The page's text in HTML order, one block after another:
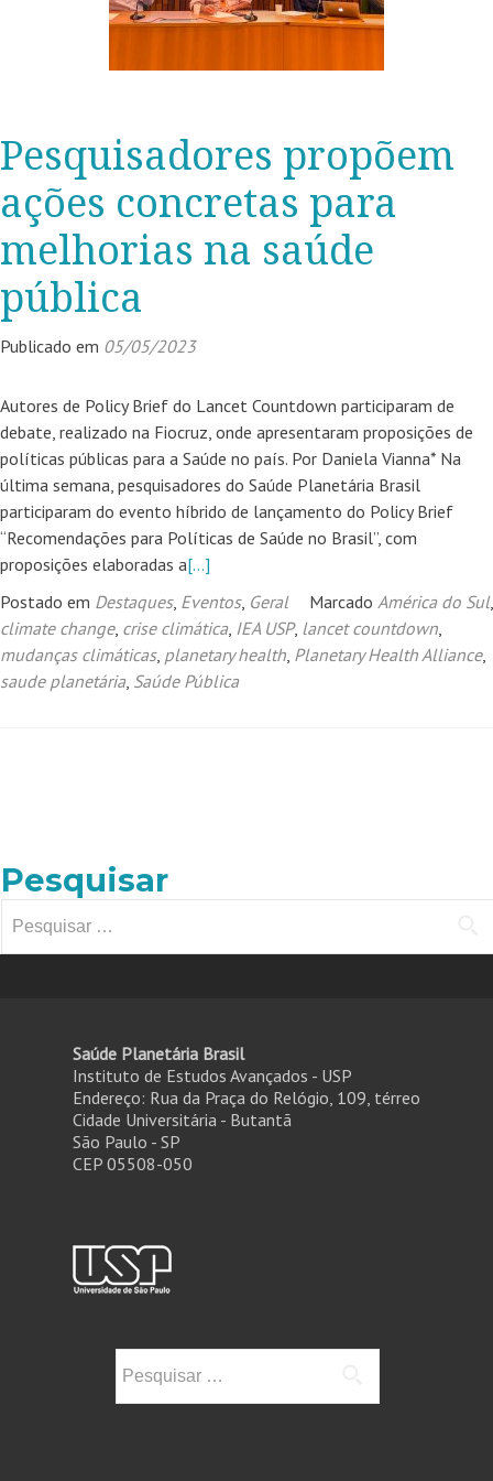
Portuguese
Pesquisadores propõem
ações concretas para
melhorias na saúde
pública
Publicado em 05/05/2023
Autores de Policy Brief do Lancet Countdown participaram de
debate, realizado na Fiocruz, onde apresentaram proposições de
políticas públicas para a Saúde no país. Por Daniela Vianna* Na
última semana, pesquisadores do Saúde Planetária Brasil
participaram do evento híbrido de lançamento do Policy Brief
“Recomendações para Políticas de Saúde no Brasil”, com
proposições elaboradas a[…]
Postado em Destaques, Eventos, Geral Marcado América do Sul,
climate change, crise climática, IEA USP, lancet countdown,
mudanças climáticas, planetary health, Planetary Health Alliance,
saude planetária, Saúde Pública
Pesquisar
por:
Saúde Planetária Brasil
Instituto de Estudos Avançados - USP
Endereço: Rua da Praça do Relógio, 109, térreo
Cidade Universitária - Butantã
São Paulo - SP
CEP 05508-050
por: